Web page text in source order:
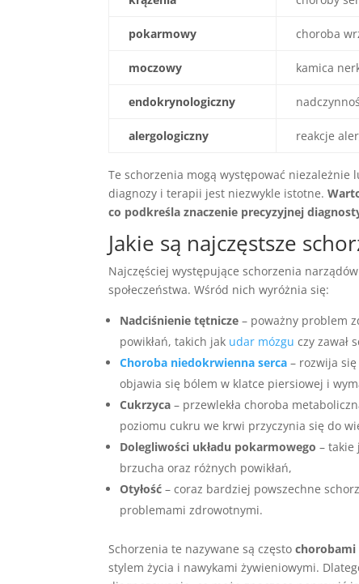
pokarmowy choroba
moczowy kamica
endokrynologiczny
alergologiczny reakcje
Te schorzenia mogą występować niezależnie
diagnozy i terapii jest niezwykle istotne.
co podkreśla znaczenie precyzyjnej
Jakie są najczęstsze
Najczęściej występujące schorzenia
społeczeństwa. Wśród nich wyróżnia się:
Nadciśnienie tętnicze – poważny problem
powikłań, takich jak udar mózgu czy zawał
Choroba niedokrwienna serca – rozwija
objawia się bólem w klatce piersiowej i
Cukrzyca – przewlekła choroba
poziomu cukru we krwi przyczynia się do
Dolegliwości układu pokarmowego – takie
brzucha oraz różnych powikłań,
Otyłość – coraz bardziej powszechne
problemami zdrowotnymi.
Schorzenia te nazywane są często
stylem życia i nawykami żywieniowymi.